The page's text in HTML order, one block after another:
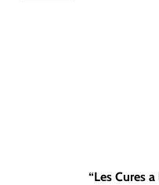
“Les Cures